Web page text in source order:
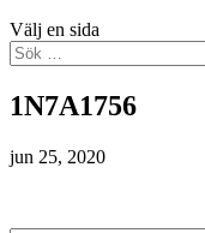
Välj en sida
1N7A1756
jun 25, 2020